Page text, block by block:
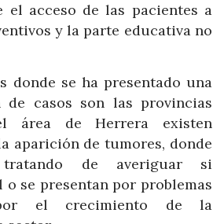
el acceso de las pacientes a
y la parte educativa no
donde se ha presentado una
de casos son las provincias
área de Herrera existen
aparición de tumores, donde
de averiguar si
o se presentan por problemas
por el crecimiento de la